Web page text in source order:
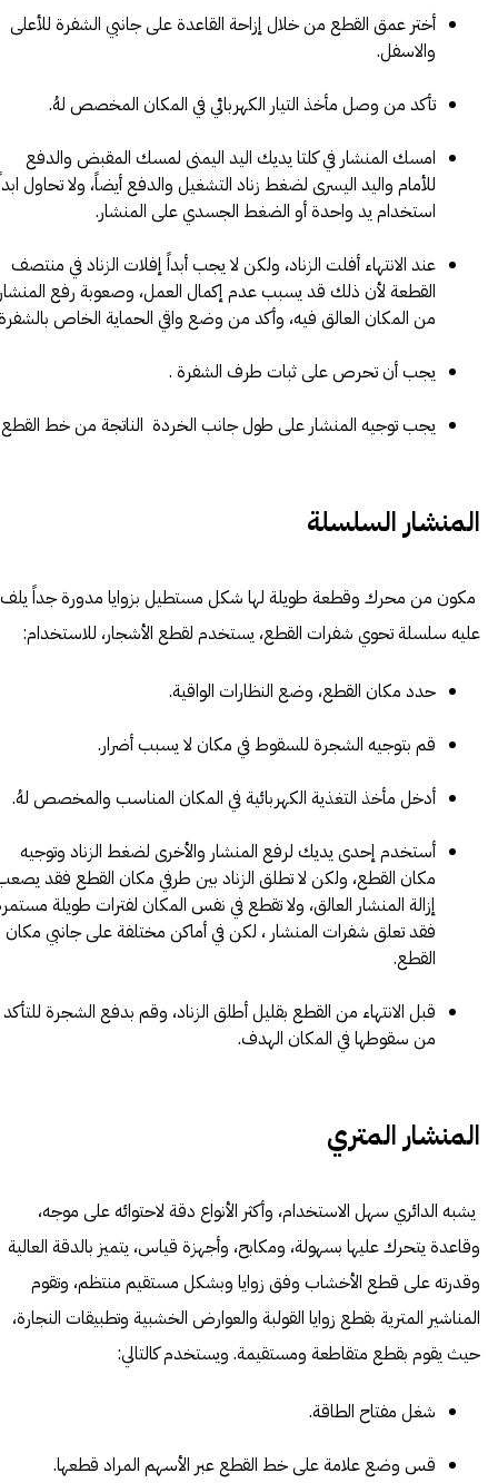
أختر عمق القطع من خلال إزاحة القاعدة على جانبي الشفرة للأعلى
والاسفل.
تأكد من وصل مأخذ التيار الكهربائي في المكان المخصص لهُ.
امسك المنشار في كلتا يديك اليد اليمنى لمسك المقبض والدفع
للأمام واليد اليسرى لضغط زناد التشغيل والدفع أيضاً، ولا تحاول
استخدام يد واحدة أو الضغط الجسدي على المنشار.
عند الانتهاء أفلت الزناد، ولكن لا يجب أبداً إفلات الزناد في منتصف
القطعة لأن ذلك قد يسبب عدم إكمال العمل، وصعوبة رفع
من المكان العالق فيه، وأكد من وضع واقي الحماية الخاص
يجب أن تحرص على ثبات طرف الشفرة .
يجب توجيه المنشار على طول جانب الخردة الناتجة من خط
المنشار السلسلة
مكون من محرك وقطعة طويلة لها شكل مستطيل بزوايا مدورة جداً يلف
عليه سلسلة تحوي شفرات القطع، يستخدم لقطع الأشجار، للاستخدام:
حدد مكان القطع، وضع النظارات الواقية.
قم بتوجيه الشجرة للسقوط في مكان لا يسبب أضرار.
أدخل مأخذ التغذية الكهربائية في المكان المناسب والمخصص لهُ.
أستخدم إحدى يديك لرفع المنشار والأخرى لضغط الزناد وتوجيه
مكان القطع، ولكن لا تطلق الزناد بين طرفي مكان القطع فقد
إزالة المنشار العالق، ولا تقطع في نفس المكان لفترات طويلة
فقد تعلق شفرات المنشار ، لكن في أماكن مختلفة على جانبي مكان
القطع.
قبل الانتهاء من القطع بقليل أطلق الزناد، وقم بدفع الشجرة للتأكد
من سقوطها في المكان الهدف.
المنشار المتري
يشبه الدائري سهل الاستخدام، وأكثر الأنواع دقة لاحتوائه على موجه،
وقاعدة يتحرك عليها بسهولة، ومكابح، وأجهزة قياس، يتميز بالدقة العالية
وقدرته على قطع الأخشاب وفق زوايا وبشكل مستقيم منتظم، وتقوم
المناشير المترية بقطع زوايا القولبة والعوارض الخشبية وتطبيقات النجارة،
حيث يقوم بقطع متقاطعة ومستقيمة. ويستخدم كالتالي:
شغل مفتاح الطاقة.
قس وضع علامة على خط القطع عبر الأسهم المراد قطعها.